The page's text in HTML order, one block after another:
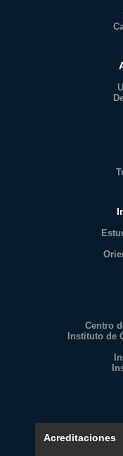
Centro
Instituto de
Acreditaciones